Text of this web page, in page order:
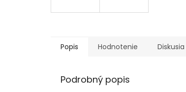
Popis Hodnotenie Diskusia
Podrobný popis